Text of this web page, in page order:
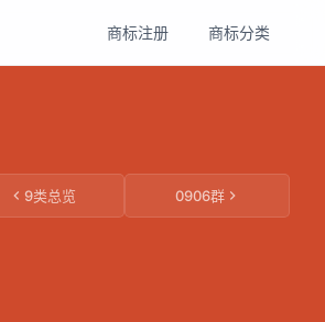
商标注册 商标分类
9类总览 0906群